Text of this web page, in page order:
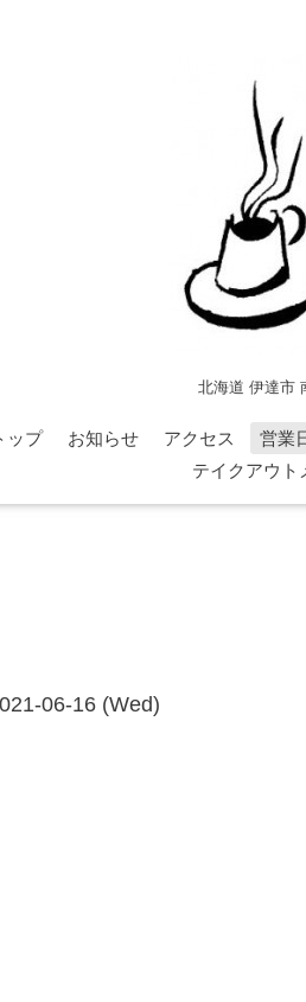
北海道 伊達市
ップ お知らせ アクセス 営業
テイクアウト
06-16 (Wed)